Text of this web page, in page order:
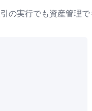
の実行でも資産管理